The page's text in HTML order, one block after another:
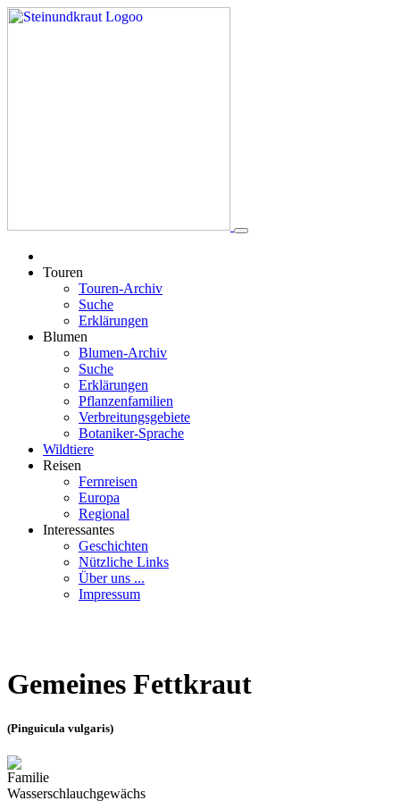
Touren
Touren-Archiv
Suche
Erklärungen
Blumen
Blumen-Archiv
Suche
Erklärungen
Pflanzenfamilien
Verbreitungsgebiete
Botaniker-Sprache
Wildtiere
Reisen
Fernreisen
Europa
Regional
Interessantes
Geschichten
Nützliche Links
Über uns ...
Impressum
Gemeines Fettkraut
(Pinguicula vulgaris)
Familie
Wasserschlauchgewächs